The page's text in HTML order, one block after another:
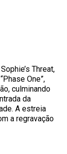
Threat,
One”,
culminando
da
A estreia
a regravação